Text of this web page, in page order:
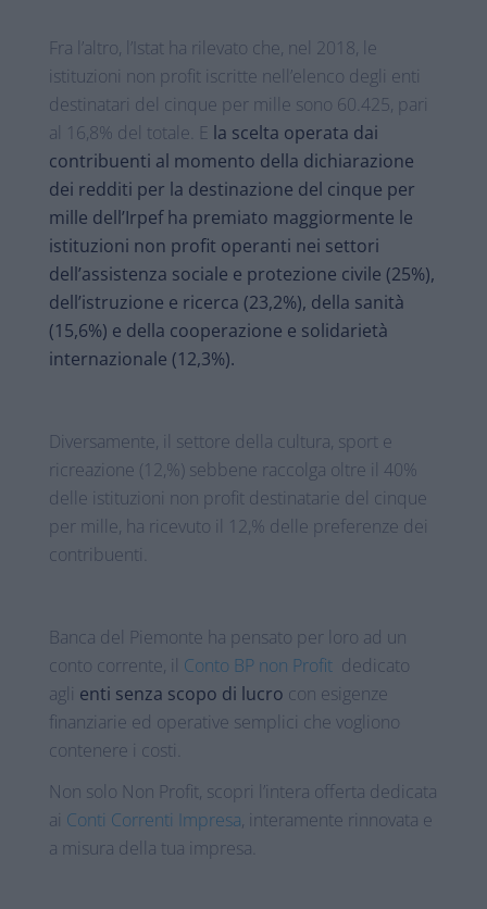
Fra l’altro, l’Istat ha rilevato che, nel 2018, le
istituzioni non profit iscritte nell’elenco degli enti
destinatari del cinque per mille sono 60.425, pari
al 16,8% del totale. E la scelta operata dai
contribuenti al momento della dichiarazione
dei redditi per la destinazione del cinque per
mille dell’Irpef ha premiato maggiormente le
istituzioni non profit operanti nei settori
dell’assistenza sociale e protezione civile (25%),
dell’istruzione e ricerca (23,2%), della sanità
(15,6%) e della cooperazione e solidarietà
internazionale (12,3%).
Diversamente, il settore della cultura, sport e
ricreazione (12,%) sebbene raccolga oltre il 40%
delle istituzioni non profit destinatarie del cinque
per mille, ha ricevuto il 12,% delle preferenze dei
contribuenti.
Banca del Piemonte ha pensato per loro ad un
conto corrente, il Conto BP non Profitdedicato
agli enti senza scopo di lucro con esigenze
finanziarie ed operative semplici che vogliono
contenere i costi.
Non solo Non Profit, scopri l’intera offerta dedicata
ai Conti Correnti Impresa, interamente rinnovata e
a misura della tua impresa.